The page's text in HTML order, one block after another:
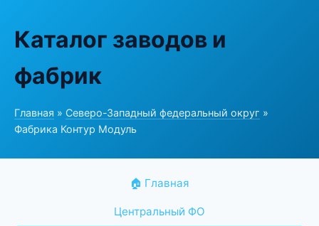
Каталог заводов и
фабрик
Главная » Северо-Западный федеральный округ »
Фабрика Контур Модуль
🏠 Главная
Центральный ФО